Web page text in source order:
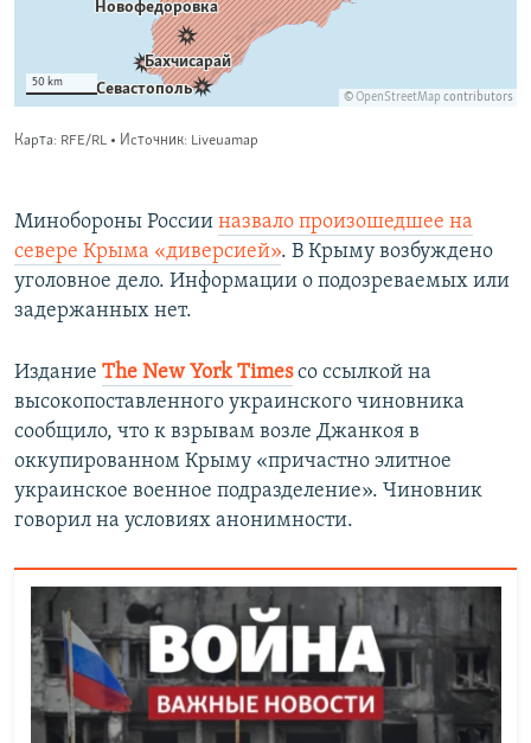
Минобороны России назвало произошедшее на
севере Крыма «диверсией». В Крыму возбуждено
уголовное дело. Информации о подозреваемых или
задержанных нет.
Издание The New York Timesсо ссылкой на
высокопоставленного украинского чиновника
сообщило, что к взрывам возле Джанкоя в
оккупированном Крыму «причастно элитное
украинское военное подразделение». Чиновник
говорил на условиях анонимности.